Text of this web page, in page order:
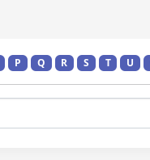
P Q R S T U